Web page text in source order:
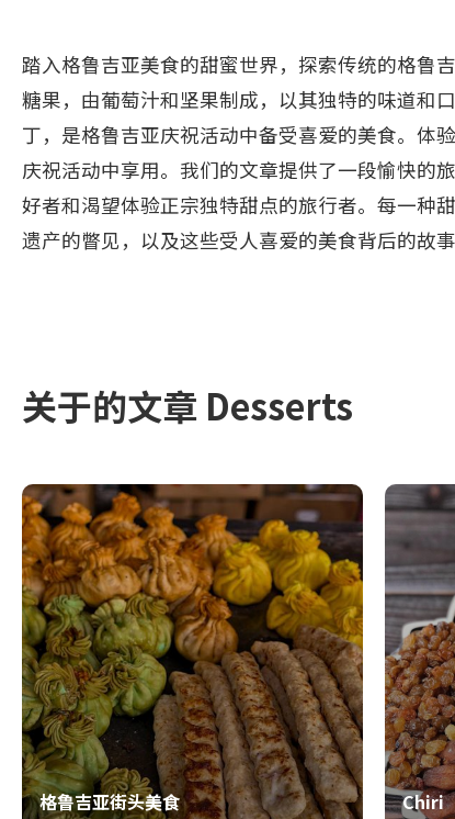
踏入格鲁吉亚美食的甜蜜世界，探索传统的格鲁
糖果，由葡萄汁和坚果制成，以其独特的味道和
丁，是格鲁吉亚庆祝活动中备受喜爱的美食。体
庆祝活动中享用。我们的文章提供了一段愉快的
好者和渴望体验正宗独特甜点的旅行者。每一种
遗产的瞥见，以及这些受人喜爱的美食背后的故事
关于的文章 Desserts
格鲁吉亚街头美食 Chiri